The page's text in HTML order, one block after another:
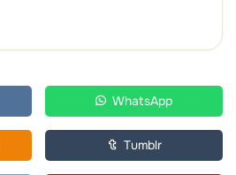
WhatsApp
Tumblr